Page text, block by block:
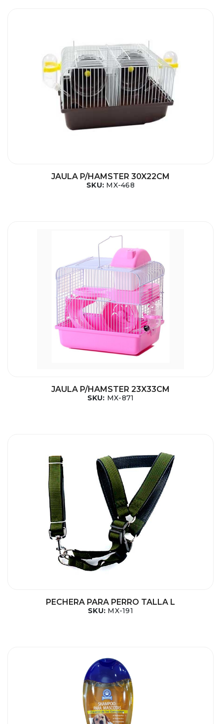
JAULA P/HAMSTER 30X22CM
SKU: MX-468
JAULA P/HAMSTER 23X33CM
SKU: MX-871
PECHERA PARA PERRO TALLA L
SKU: MX-191